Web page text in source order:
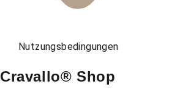
Nutzungsbedingungen
Cravallo® Shop